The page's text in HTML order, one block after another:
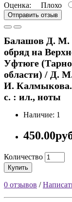
Оценка: Плохо
Отправить отзыв
Балашов Д. М.
обряд на
Уфтюге
области) / Д.
И. Калмыкова.
с. : ил., ноты
Наличие: 1
Количество
Купить
0 отзывов /